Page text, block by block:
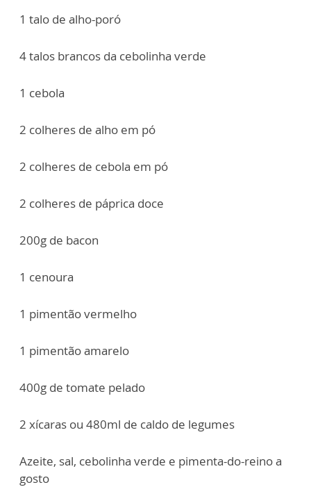
1 talo de alho-poró
4 talos brancos da cebolinha verde
1 cebola
2 colheres de alho em pó
2 colheres de cebola em pó
2 colheres de páprica doce
200g de bacon
1 cenoura
1 pimentão vermelho
1 pimentão amarelo
400g de tomate pelado
2 xícaras ou 480ml de caldo de legumes
Azeite, sal, cebolinha verde e pimenta-do-reino a
gosto